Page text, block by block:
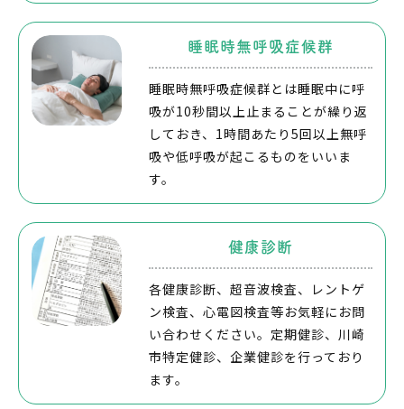
睡眠時無呼吸症候群
睡眠時無呼吸症候群とは睡眠中に呼
吸が10秒間以上止まることが繰り返
しておき、1時間あたり5回以上無呼
吸や低呼吸が起こるものをいいま
す。
健康診断
各健康診断、超音波検査、レントゲ
ン検査、心電図検査等お気軽にお問
い合わせください。定期健診、川崎
市特定健診、企業健診を行っており
ます。